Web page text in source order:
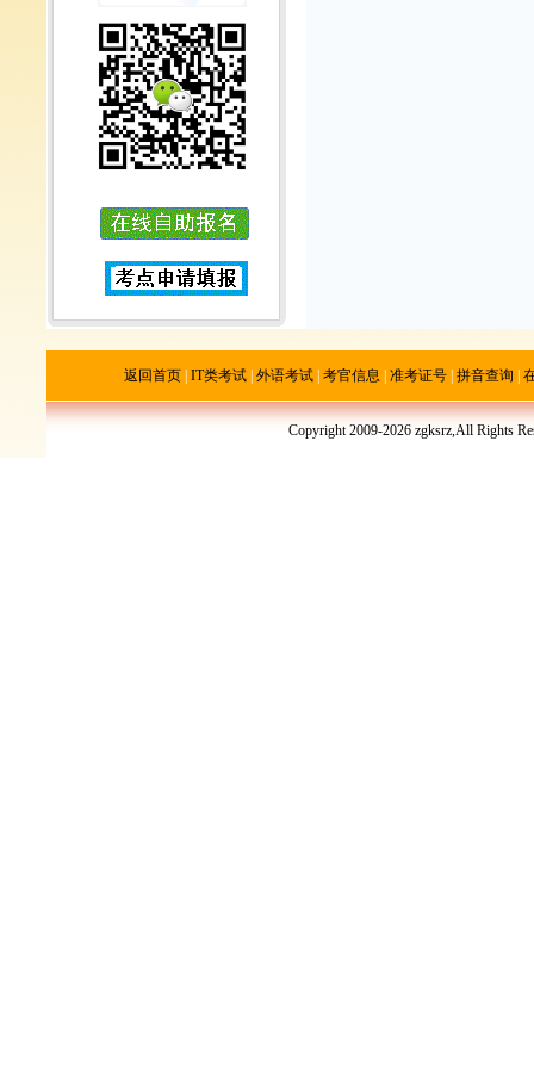
返回首页 IT类考试 外语考试 考官信息 准考证号 拼音查询
Copyright 2009-2026 zgksrz,All Rights